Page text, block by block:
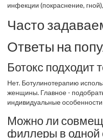
инфекции (покраснение,
Часто
Ответы на
Ботокс подходит
Нет. Ботулинотерапию
женщины. Главное -
индивидуальные
Можно ли
филлеры в одной